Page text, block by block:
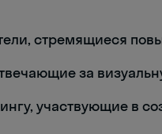
стремящиеся
за
участвующие в